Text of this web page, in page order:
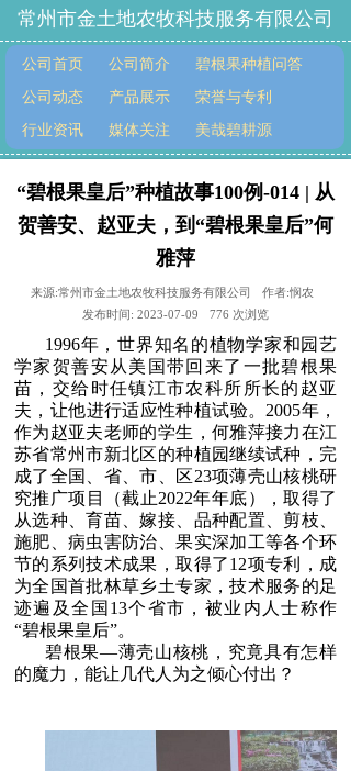
常州市金土地农牧科技服务有限公司
公司首页 公司简介
碧根果种植问答
公司动态
产品展示
荣誉与专利
行业资讯
媒体关注 美哉碧耕源
按钮文本
“碧根果皇后”种植故事100例-014 | 从
贺善安、赵亚夫，到“碧根果皇后”何
雅萍
来源:常州市金土地农牧科技服务有限公司 作者:悯农
发布时间: 2023-07-09 776 次浏览
1996年，世界知名的植物学家和园艺
学家贺善安从美国带回来了一批碧根果
苗，交给时任镇江市农科所所长的赵亚
夫，让他进行适应性种植试验。 2005年，
作为赵亚夫老师的学生，何雅萍接力在江
苏省常州市新北区的种植园继续试种，完
成了全国、省、市、区23项薄壳山核桃研
究推广项目（截止2022年年底），取得了
从选种、育苗、嫁接、品种配置、剪枝、
施肥、病虫害防治、果实深加工等各个环
节的系列技术成果，取得了12项专利，成
为全国首批林草乡土专家，技术服务的足
迹遍及全国 13个省市，被业内人士称作
“碧根果皇后”。
碧根果—薄壳山核桃，究竟具有怎样
的魔力，能让几代人为之倾心付出？